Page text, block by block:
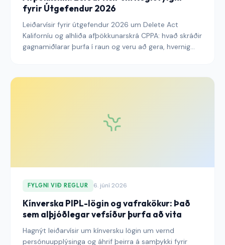
fyrir Útgefendur 2026
Leiðarvísir fyrir útgefendur 2026 um Delete Act
Kaliforníu og alhliða afþökkunarskrá CPPA: hvað skráðir
gagnamiðlarar þurfa í raun og veru að gera, hvernig
þýðir í þessu nýja samhengi, og hvaða breytingar á
FYLGNI VIÐ REGLUR 6. júní 2026
Kínverska PIPL-lögin og vafrakökur: Það
sem alþjóðlegar vefsíður þurfa að vita
Hagnýt leiðarvísir um kínversku lögin um vernd
persónuupplýsinga og áhrif þeirra á samþykki fyrir